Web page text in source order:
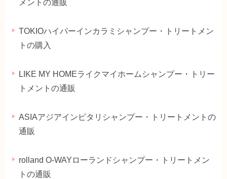
メントの通販
TOKIOハイパーインカラミシャンプー・トリートメン
トの購入
LIKE MY HOMEライクマイホームシャンプー・トリー
トメントの通販
ASIAアジアインピタリシャンプー・トリートメントの
通販
rolland O-WAYローランドシャンプー・トリートメン
トの通販